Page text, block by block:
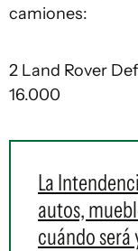
camiones:
2 Land Rover
16.000
La
autos,
cuándo